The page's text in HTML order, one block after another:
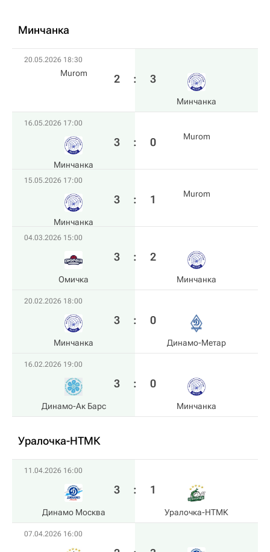
Минчанка
20.05.2026 18:30
Murom 2 : 3
Минчанка
16.05.2026 17:00
Минчанка
3 : 0 Murom
15.05.2026 17:00
Минчанка
3 : 1 Murom
04.03.2026 15:00
Омичка
3 : 2
Минчанка
20.02.2026 18:00
Минчанка
3 : 0
Динамо-Метар
16.02.2026 19:00
Динамо-Ак Барс
3 : 0
Минчанка
Уралочка-НТМК
11.04.2026 16:00
Динамо Москва
3 : 1
Уралочка-НТМК
07.04.2026 16:00